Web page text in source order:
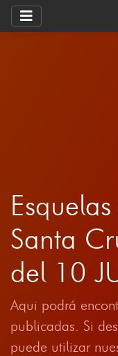
Santa
del 10
Aqui podrá
publicadas. Si
puede utilizar